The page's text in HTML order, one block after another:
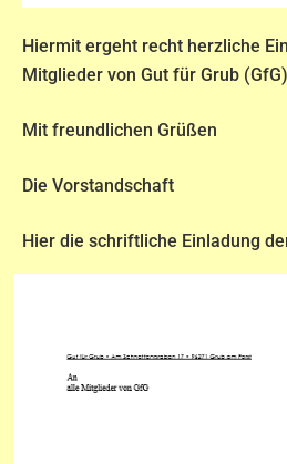
Hiermit ergeht recht herzliche
Mitglieder von Gut für Grub
Mit freundlichen Grüßen
Die Vorstandschaft
Hier die schriftliche Einladung